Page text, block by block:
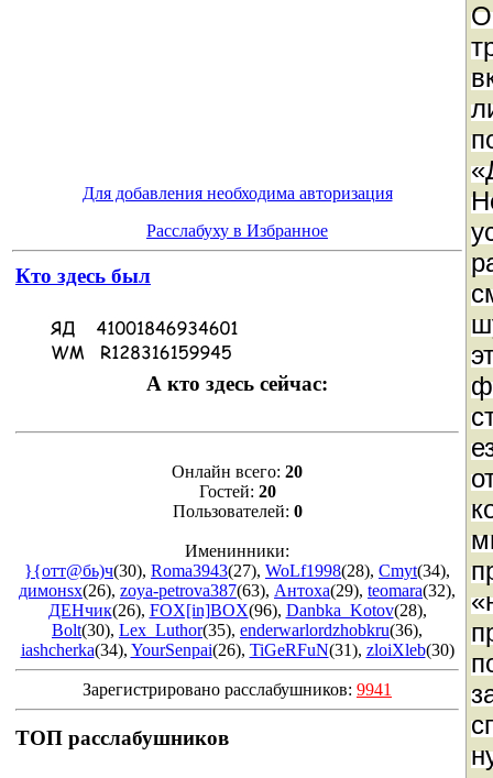
Для добавления необходима авторизация
Расслабуху в Избранное
Кто здесь был
А кто здесь сейчас:
Онлайн всего: 20
Гостей: 20
Пользователей: 0
Именинники:
}{oтт@бь)ч(30), Roma3943(27), WoLf1998(28), Cmyt(34),
димонsx(26), zoya-petrova387(63), Антоха(29), teomara(32),
ДЕНчик(26), FOX[in]BOX(96), Danbka_Kotov(28),
Bolt(30), Lex_Luthor(35), enderwarlordzhobkru(36),
iashcherka(34), YourSenpai(26), TiGeRFuN(31), zloiXleb(30)
Зарегистрировано расслабушников: 9941
ТОП расслабушников